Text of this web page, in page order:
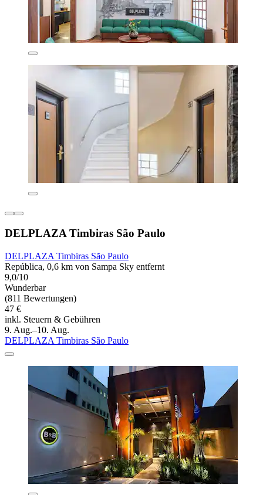
DELPLAZA Timbiras São Paulo
DELPLAZA Timbiras São Paulo
República, 0,6 km von Sampa Sky entfernt
9,0/10
Wunderbar
(811 Bewertungen)
47 €
inkl. Steuern & Gebühren
9. Aug.–10. Aug.
DELPLAZA Timbiras São Paulo